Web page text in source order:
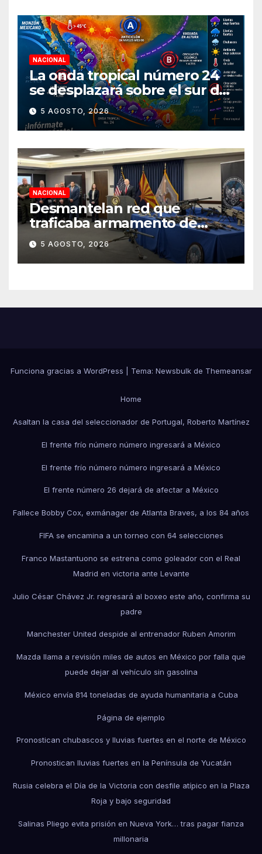
NACIONAL
La onda tropical número 24
se desplazará sobre el sur del
territorio nacional
5 AGOSTO, 2026
NACIONAL
Desmantelan red que
traficaba armamento de
Arizona a México
5 AGOSTO, 2026
Funciona gracias a WordPress Tema: Newsbulkde Themeansar
Home
Asaltan la casa del seleccionador de Portugal, Roberto Martínez
El frente frío número número ingresará a México
El frente frío número número ingresará a México
El frente número 26 dejará de afectar a México
Fallece Bobby Cox, exmánager de Atlanta Braves, a los 84 años
FIFA se encamina a un torneo con 64 selecciones
Franco Mastantuono se estrena como goleador con el Real
Madrid en victoria ante Levante
Julio César Chávez Jr. regresará al boxeo este año, confirma su
padre
Manchester United despide al entrenador Ruben Amorim
Mazda llama a revisión miles de autos en México por falla que
puede dejar al vehículo sin gasolina
México envía 814 toneladas de ayuda humanitaria a Cuba
Página de ejemplo
Pronostican chubascos y lluvias fuertes en el norte de México
Pronostican lluvias fuertes en la Península de Yucatán
Rusia celebra el Día de la Victoria con desfile atípico en la Plaza
Roja y bajo seguridad
Salinas Pliego evita prisión en Nueva York… tras pagar fianza
millonaria